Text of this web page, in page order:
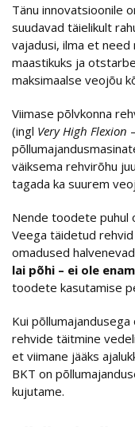
Tänu innovatsioonile
suudavad täielikult
vajadusi, ilma et
maastikuks ja
maksimaalse veojõu
Viimase põlvkonna
(ingl Very High Flexion
väiksema rehvirõhu
tagada ka suurem
Nende toodete puhul
Veega täidetud
omadused
lai põhi – ei ole
toodete kasutamise
Kui
rehvide täitmine
et viimane jääks
BKT on
kujutame.